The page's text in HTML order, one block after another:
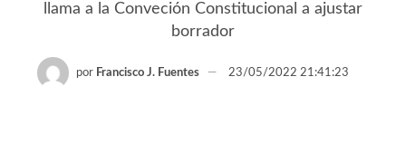
llama a la Conveción Constitucional a ajustar
borrador
por Francisco J. Fuentes 23/05/2022 21:41:23